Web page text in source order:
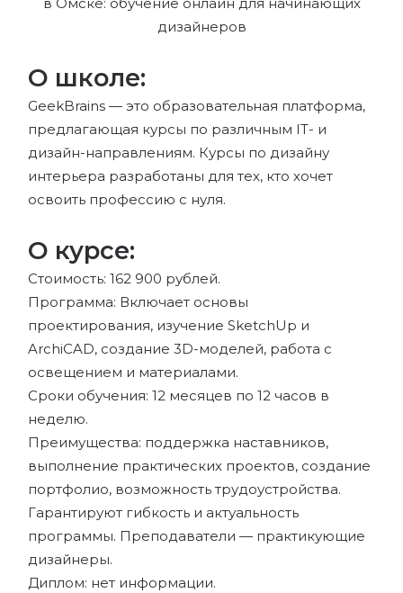
О школе:
GeekBrains — это образовательная платформа,
предлагающая курсы по различным IT- и
дизайн-направлениям. Курсы по дизайну
интерьера разработаны для тех, кто хочет
освоить профессию с нуля.
О курсе:
Стоимость: 162 900 рублей.
Программа: Включает основы
проектирования, изучение SketchUp и
ArchiCAD, создание 3D-моделей, работа с
освещением и материалами.
Сроки обучения: 12 месяцев по 12 часов в
неделю.
Преимущества: поддержка наставников,
выполнение практических проектов, создание
портфолио, возможность трудоустройства.
Гарантируют гибкость и актуальность
программы. Преподаватели — практикующие
дизайнеры.
Диплом: нет информации.